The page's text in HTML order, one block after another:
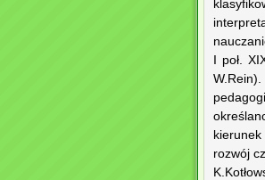
I poł.
rozwój